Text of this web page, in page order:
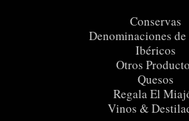
Conservas
Denominaciones
Ibéricos
Otros
Quesos
Regala El
Vinos &